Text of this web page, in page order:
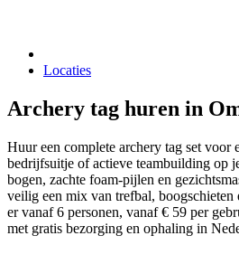
Locaties
Archery tag huren in
Huur een complete archery tag set voor
bedrijfsuitje of actieve teambuilding op
bogen, zachte foam-pijlen en
veilig een mix van trefbal, boogschieten
er vanaf 6 personen, vanaf € 59 per
met gratis bezorging en ophaling in